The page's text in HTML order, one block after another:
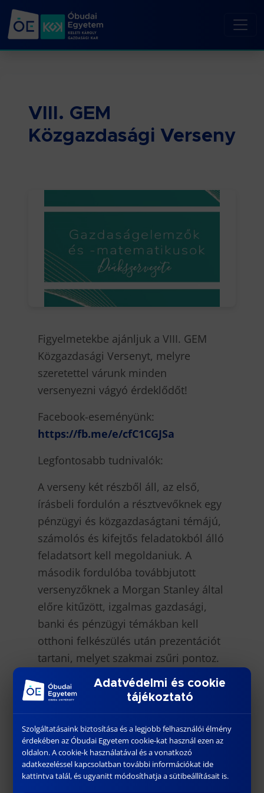
VIII. GEM
Közgazdasági Verseny
Figyelmetekbe ajánljuk a VIII. GEM
Közgazdasági Versenyt, melyre
szeretettel várunk minden
versenyezni vágyó érdeklődőt!
Facebook-eseményünk:
https://fb.me/e/cfC1CGJSa
Legfontosabb tudnivalók:
A verseny két részből áll, az első,
írásbeli fordulón a résztvevőknek egy
pénzügyi és közgazdaságtani témájú,
számolós és kifejtős feladatokból álló
feladatsort kell megoldaniuk. A
második fordulóba továbbjutott
versenyzőknek a Morgan Stanley által
előre kitűzött, izgalmas gazdasági,
banki és pénzügyi témákban kell
otthoni felkészülés után prezentációt
tartani, melyet szakmai zsűri pontoz.
Az írásbeli forduló időpontja: 2025.
március 26. (szerda) 17:30
A kategóriánkénti nyeremények:
– I. helyezett: 150 000 Ft
– II. helyezett: 100 000 Ft
Adatvédelmi és cookie
tájékoztató
Szolgáltatásaink biztosítása és a legjobb felhasználói élmény
érdekében az Óbudai Egyetem cookie-kat használ ezen az
oldalon. A cookie-k használatával és a vonatkozó
adatkezeléssel kapcsolatban további információkat ide
kattintva talál, és ugyanitt módosíthatja a sütibeállításait is.